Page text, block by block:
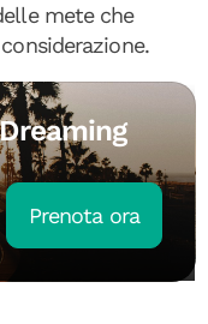
mete che
Prenota ora